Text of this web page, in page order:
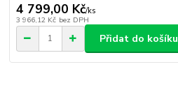
4 799,00 Kč/ks
3 966,12 Kč bez DPH
Přidat do košíku